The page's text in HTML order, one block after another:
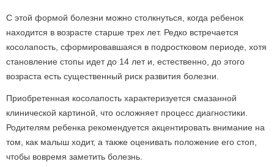
С этой формой болезни можно столкнуться, когда ребенок
находится в возрасте старше трех лет. Редко встречается
косолапость, сформировавшаяся в подростковом периоде, хотя
становление стопы идет до 14 лет и, естественно, до этого
возраста есть существенный риск развития болезни.
Приобретенная косолапость характеризуется смазанной
клинической картиной, что осложняет процесс диагностики.
Родителям ребенка рекомендуется акцентировать внимание на
том, как малыш ходит, а также оценивать положение его стоп,
чтобы вовремя заметить болезнь.